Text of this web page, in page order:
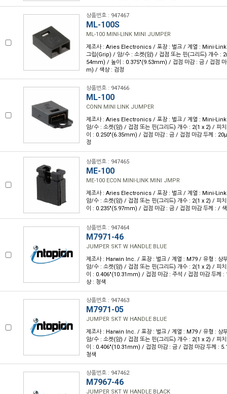
상품번호 : 947467
ML-100S
ML-100 MINI-LINK MINI JUMPER
제조사 : Aries Electronics / 포장 : 벌크 / 계열 : Mini-
그립(Grip) / 암/수 : 소켓(암) / 접점 또는 핀(그리드) 개수 :
54mm) / 높이 : 0.375"(9.53mm) / 접점 마감 : 금 / 접점
m) / 색상 : 검정
상품번호 : 947466
ML-100
CONN MINI LINK JUMPER
제조사 : Aries Electronics / 포장 : 벌크 / 계열 : Mini-
암/수 : 소켓(암) / 접점 또는 핀(그리드) 개수 : 2(1 x 2) / 피
이 : 0.250"(6.35mm) / 접점 마감 : 금 / 접점 마감 두께 :
정
상품번호 : 947465
ME-100
ME-100 ECON MINI-LINK MINI JMPR
제조사 : Aries Electronics / 포장 : 벌크 / 계열 : Mini-
암/수 : 소켓(암) / 접점 또는 핀(그리드) 개수 : 2(1 x 2) / 피
이 : 0.235"(5.97mm) / 접점 마감 : 금 / 접점 마감 두께 : /
상품번호 : 947464
M7971-46
JUMPER SKT W HANDLE BLUE
제조사 : Harwin Inc. / 포장 : 벌크 / 계열 : M79 / 유형 : 상
암/수 : 소켓(암) / 접점 또는 핀(그리드) 개수 : 2(1 x 2) / 피
이 : 0.406"(10.31mm) / 접점 마감 : 주석 / 접점 마감 두께
상 : 청색
상품번호 : 947463
M7971-05
JUMPER SKT W HANDLE BLUE
제조사 : Harwin Inc. / 포장 : 벌크 / 계열 : M79 / 유형 : 상
암/수 : 소켓(암) / 접점 또는 핀(그리드) 개수 : 2(1 x 2) / 피
이 : 0.406"(10.31mm) / 접점 마감 : 금 / 접점 마감 두께 :
청색
상품번호 : 947462
M7967-46
JUMPER SKT W HANDLE BLACK